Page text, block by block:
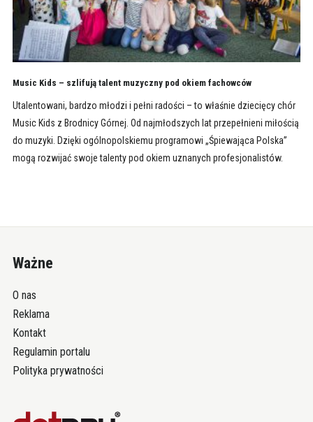
Music Kids – szlifują talent muzyczny pod okiem fachowców
Utalentowani, bardzo młodzi i pełni radości – to właśnie dziecięcy chór
Music Kids z Brodnicy Górnej. Od najmłodszych lat przepełnieni miłością
do muzyki. Dzięki ogólnopolskiemu programowi „Śpiewająca Polska”
mogą rozwijać swoje talenty pod okiem uznanych profesjonalistów.
Ważne
O nas
Reklama
Kontakt
Regulamin portalu
Polityka prywatności